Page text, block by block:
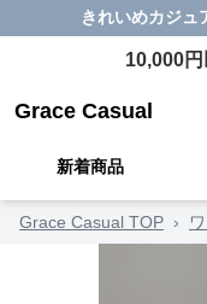
きれいめカジュ
10,000円
Grace Casual
新着商品
Grace Casual TOP ›